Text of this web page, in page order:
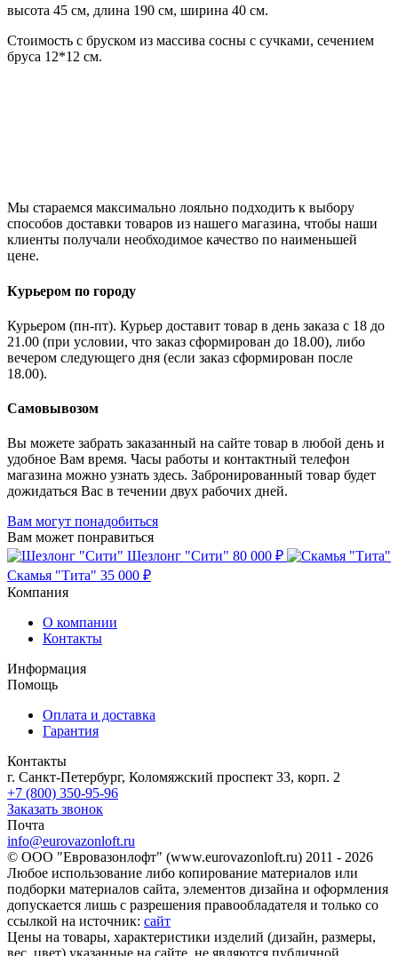
высота 45 см, длина 190 см, ширина 40 см.
Стоимость с бруском из массива сосны с сучками, сечением
бруса 12*12 см.
Мы стараемся максимально лояльно подходить к выбору
способов доставки товаров из нашего магазина, чтобы наши
клиенты получали необходимое качество по наименьшей
цене.
Курьером по городу
Курьером (пн-пт). Курьер доставит товар в день заказа с 18 до
21.00 (при условии, что заказ сформирован до 18.00), либо
вечером следующего дня (если заказ сформирован после
18.00).
Самовывозом
Вы можете забрать заказанный на сайте товар в любой день и
удобное Вам время. Часы работы и контактный телефон
магазина можно узнать здесь. Забронированный товар будет
дожидаться Вас в течении двух рабочих дней.
Вам могут понадобиться
Вам может понравиться
Шезлонг "Сити" 80 000 ₽
Скамья "Тита" 35 000 ₽
Компания
О компании
Контакты
Информация
Помощь
Оплата и доставка
Гарантия
Контакты
г. Санкт-Петербург, Коломяжский проспект 33, корп. 2
+7 (800) 350-95-96
Заказать звонок
Почта
info@eurovazonloft.ru
© ООО "Евровазонлофт" (www.eurovazonloft.ru) 2011 - 2026
Любое использование либо копирование материалов или
подборки материалов сайта, элементов дизайна и оформления
допускается лишь с разрешения правообладателя и только со
ссылкой на источник: сайт
Цены на товары, характеристики изделий (дизайн, размеры,